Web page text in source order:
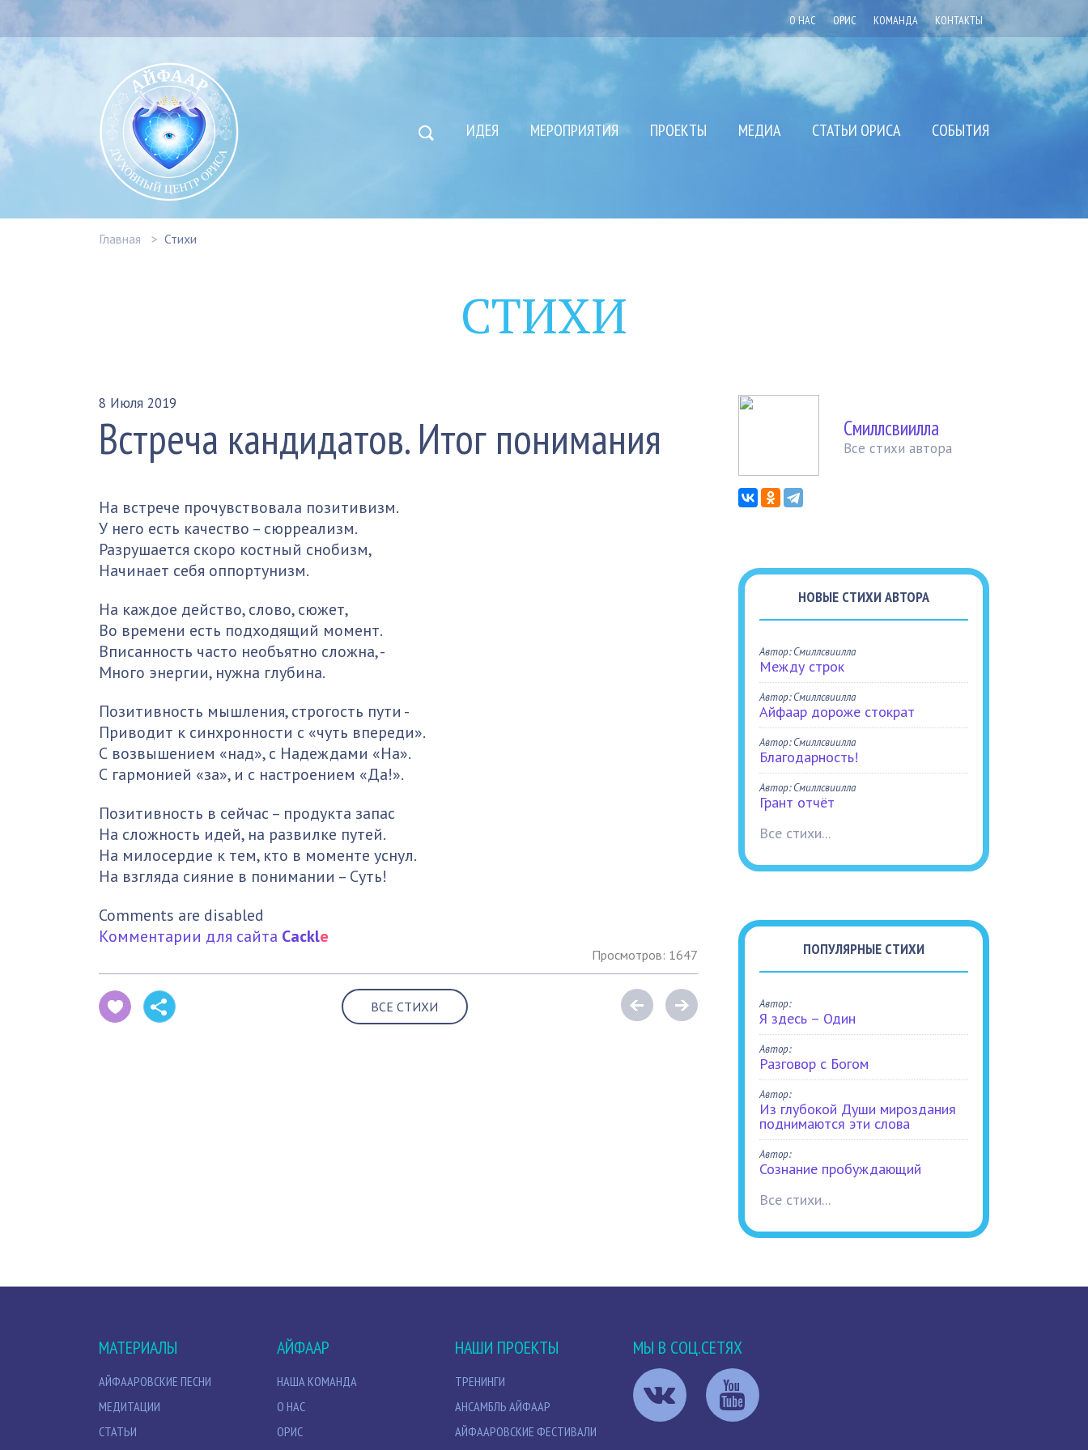
О НАС ОРИС КОМАНДА КОНТАКТЫ
ИДЕЯ МЕРОПРИЯТИЯ ПРОЕКТЫ МЕДИА СТАТЬИ ОРИСА СОБЫТИЯ
Главная Стихи
СТИХИ
8 Июля 2019
Встреча кандидатов. Итог понимания
На встрече прочувствовала позитивизм.
У него есть качество – сюрреализм.
Разрушается скоро костный снобизм,
Начинает себя оппортунизм.
На каждое действо, слово, сюжет,
Во времени есть подходящий момент.
Вписанность часто необъятно сложна, -
Много энергии, нужна глубина.
Позитивность мышления, строгость пути -
Приводит к синхронности с «чуть впереди».
С возвышением «над», с Надеждами «На».
С гармонией «за», и с настроением «Да!».
Позитивность в сейчас – продукта запас
На сложность идей, на развилке путей.
На милосердие к тем, кто в моменте уснул.
На взгляда сияние в понимании – Суть!
Comments are disabled
Комментарии для сайта Cackle
Просмотров: 1647
ВСЕ СТИХИ
Смиллсвиилла
Все стихи автора
НОВЫЕ СТИХИ АВТОРА
Автор: Смиллсвиилла
Между строк
Автор: Смиллсвиилла
Айфаар дороже стократ
Автор: Смиллсвиилла
Благодарность!
Автор: Смиллсвиилла
Грант отчёт
Все стихи...
ПОПУЛЯРНЫЕ СТИХИ
Автор:
Я здесь – Один
Автор:
Разговор с Богом
Автор:
Из глубокой Души мироздания
поднимаются эти слова
Автор:
Сознание пробуждающий
Все стихи...
МАТЕРИАЛЫ
АЙФААРОВСКИЕ ПЕСНИ
МЕДИТАЦИИ
СТАТЬИ
АЙФААР
НАША КОМАНДА
О НАС
ОРИС
НАШИ ПРОЕКТЫ
ТРЕНИНГИ
АНСАМБЛЬ АЙФААР
АЙФААРОВСКИЕ ФЕСТИВАЛИ
МЫ В СОЦ.СЕТЯХ